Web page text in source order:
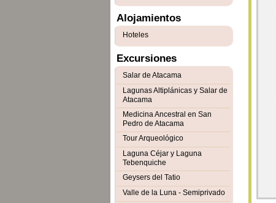
Alojamientos
Hoteles
Excursiones
Salar de Atacama
Lagunas Altiplánicas y Salar de
Atacama
Medicina Ancestral en San
Pedro de Atacama
Tour Arqueológico
Laguna Céjar y Laguna
Tebenquiche
Geysers del Tatio
Valle de la Luna - Semiprivado